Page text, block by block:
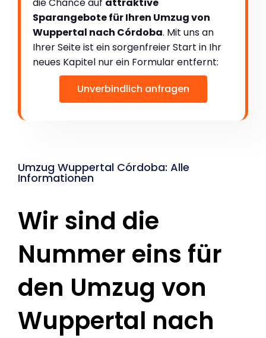
Sparangebote für Ihren Umzug von
Wuppertal nach Córdoba. Mit uns an
Ihrer Seite ist ein sorgenfreier Start in Ihr
neues Kapitel nur ein Formular entfernt:
Unverbindlich anfragen
Umzug Wuppertal Córdoba: Alle
Informationen
Wir sind die
Nummer eins für
den Umzug von
Wuppertal nach